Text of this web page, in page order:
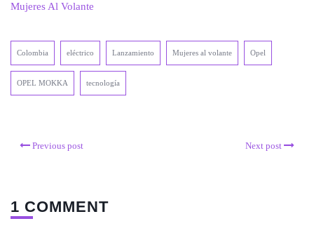
Mujeres Al Volante
Colombia eléctrico Lanzamiento Mujeres al volante Opel
OPEL MOKKA tecnología
Previous post Next post
1 COMMENT